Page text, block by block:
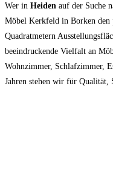
Wer in Heiden auf der Suche
Möbel Kerkfeld in Borken den
Quadratmetern
beeindruckende Vielfalt an
Wohnzimmer, Schlafzimmer,
Jahren stehen wir für Qualität,